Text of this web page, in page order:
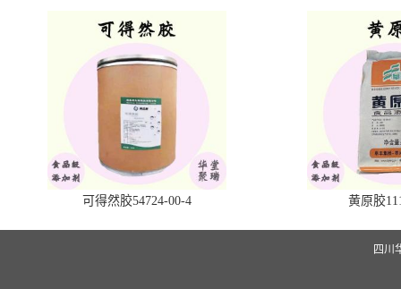
可得然胶54724-00-4 黄原胶
四川